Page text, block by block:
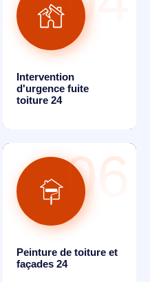
Intervention
d'urgence fuite
toiture 24
Peinture de toiture et
façades 24
06